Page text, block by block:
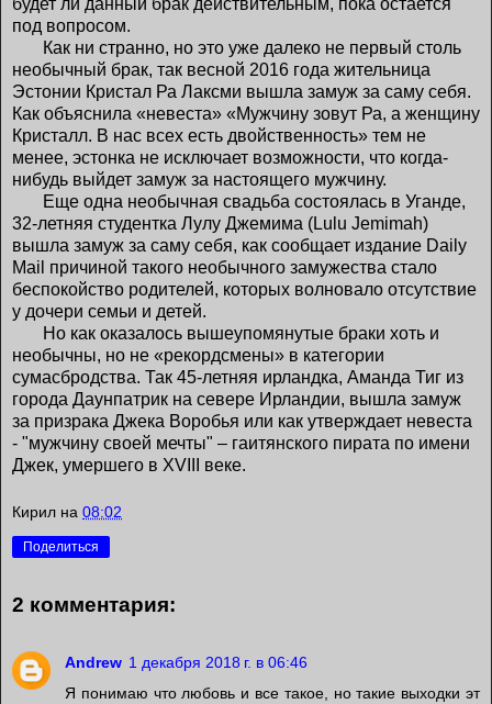
под вопросом.
Как ни странно, но это уже далеко не первый столь
необычный брак, так весной 2016 года жительница
Эстонии Кристал Ра Лаксми вышла замуж за саму себя.
Как объяснила «невеста» «Мужчину зовут Ра, а женщину
Кристалл. В нас всех есть двойственность» тем не
менее, эстонка не исключает возможности, что когда-
нибудь выйдет замуж за настоящего мужчину.
Еще одна необычная свадьба состоялась в Уганде,
32-летняя студентка Лулу Джемима (Lulu Jemimah)
вышла замуж за саму себя, как сообщает издание Daily
Mail причиной такого необычного замужества стало
беспокойство родителей, которых волновало отсутствие
у дочери семьи и детей.
Но как оказалось вышеупомянутые браки хоть и
необычны, но не «рекордсмены» в категории
сумасбродства. Так 45-летняя ирландка, Аманда Тиг из
города Даунпатрик на севере Ирландии, вышла замуж
за призрака Джека Воробья или как утверждает невеста
- "мужчину своей мечты" – гаитянского пирата по имени
Джек, умершего в XVIII веке.
Кирил на 08:02
Поделиться
2 комментария:
Andrew 1 декабря 2018 г. в 06:46
Я понимаю что любовь и все такое, но такие выходки эт